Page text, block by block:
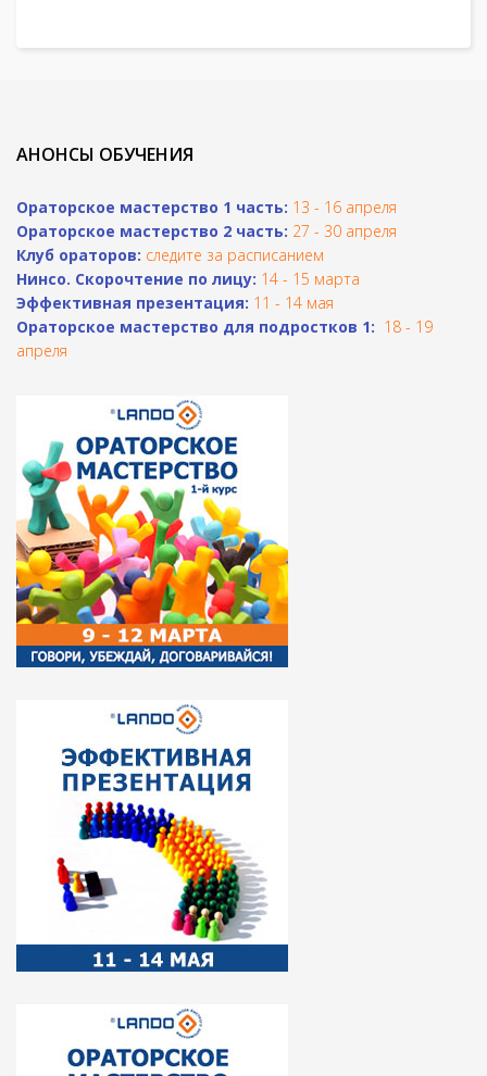
АНОНСЫ ОБУЧЕНИЯ
Ораторское мастерство 1 часть: 13 - 16 апреля
Ораторское мастерство 2 часть: 27 - 30 апреля
Клуб ораторов: следите за расписанием
Нинсо. Скорочтение по лицу: 14 - 15 марта
Эффективная презентация: 11 - 14 мая
Ораторское мастерство для подростков 1: 18 - 19
апреля